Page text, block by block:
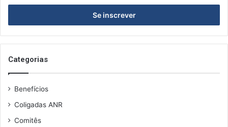
s
r
a
s
e
n
e
Categorias
Benefícios
Coligadas ANR
Comitês